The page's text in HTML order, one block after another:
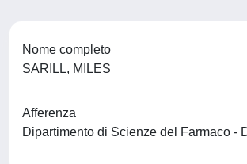
Nome completo
SARILL, MILES
Afferenza
Dipartimento di Scienze del Farmaco -